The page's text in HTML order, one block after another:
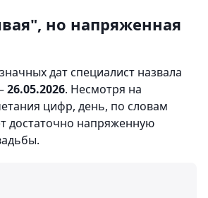
но напряженная
дат специалист назвала
26.05.2026. Несмотря на
цифр, день, по словам
достаточно напряженную